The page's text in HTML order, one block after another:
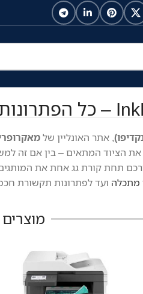
, אתר האונליין של
את הציוד המתאים – בין אם זה
תחת קורת גג אחת את
מתכלה ועד לפתרונות תקשורת